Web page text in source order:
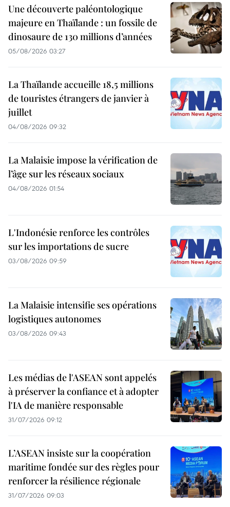
Une découverte paléontologique
majeure en Thaïlande : un fossile de
dinosaure de 130 millions d’années
05/08/2026 03:27
La Thaïlande accueille 18,5 millions
de touristes étrangers de janvier à
juillet
04/08/2026 09:32
La Malaisie impose la vérification de
l’âge sur les réseaux sociaux
04/08/2026 01:54
L'Indonésie renforce les contrôles
sur les importations de sucre
03/08/2026 09:59
La Malaisie intensifie ses opérations
logistiques autonomes
03/08/2026 09:43
Les médias de l'ASEAN sont appelés
à préserver la confiance et à adopter
l'IA de manière responsable
31/07/2026 09:12
L’ASEAN insiste sur la coopération
maritime fondée sur des règles pour
renforcer la résilience régionale
31/07/2026 09:03